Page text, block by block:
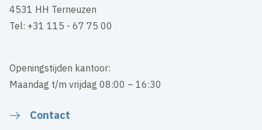
4531 HH Terneuzen
Tel: +31 115 - 67 75 00
Openingstijden kantoor:
Maandag t/m vrijdag 08:00 – 16:30
Contact